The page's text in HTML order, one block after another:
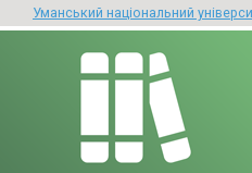
Уманський національний